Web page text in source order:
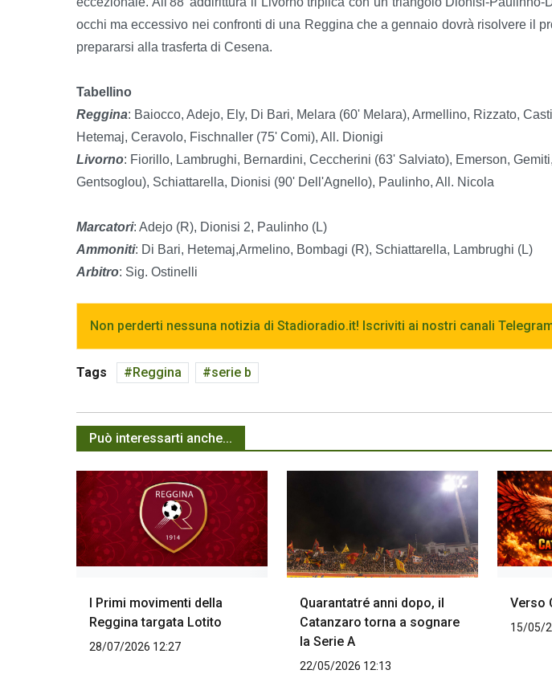
occhi ma eccessivo nei confronti di una Reggina che a gennaio dovrà risolvere il
prepararsi alla trasferta di Cesena.
Tabellino
Reggina: Baiocco, Adejo, Ely, Di Bari, Melara (60' Melara), Armellino, Rizzato,
Hetemaj, Ceravolo, Fischnaller (75' Comi), All. Dionigi
Livorno: Fiorillo, Lambrughi, Bernardini, Ceccherini (63' Salviato), Emerson,
Gentsoglou), Schiattarella, Dionisi (90' Dell'Agnello), Paulinho, All. Nicola
Marcatori: Adejo (R), Dionisi 2, Paulinho (L)
Ammoniti: Di Bari, Hetemaj,Armelino, Bombagi (R), Schiattarella, Lambrughi (L)
Arbitro: Sig. Ostinelli
Non perderti nessuna notizia di Stadioradio.it! Iscriviti ai nostri canali
Tags Reggina serie b
Può interessarti anche...
I Primi movimenti della
Reggina targata Lotito
28/07/2026 12:27
Quarantatré anni dopo, il
Catanzaro torna a sognare
la Serie A
22/05/2026 12:13
Verso
15/05/